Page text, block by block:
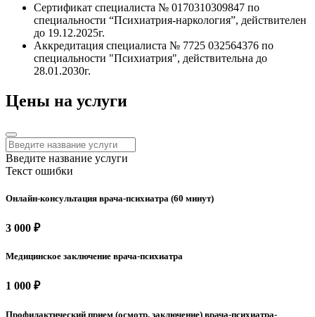
Сертификат специалиста № 0170310309847 по
специальности “Психиатрия-наркология”, действителен
до 19.12.2025г.
Аккредитация специалиста № 7725 032564376 по
специальности "Психиатрия", действительна до
28.01.2030г.
Цены на услуги
Введите название услуги
Текст ошибки
Онлайн-консультация врача-психиатра (60 минут)
3 000 ₽
Медицинское заключение врача-психиатра
1 000 ₽
Профилактический прием (осмотр, заключение) врача-психиатра-